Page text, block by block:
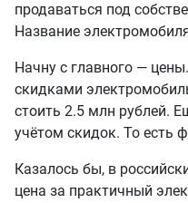
продаваться под
Название
Начну с главного —
скидками
стоить 2.5 млн рублей.
учётом скидок. То есть
Казалось бы, в
цена за практичный